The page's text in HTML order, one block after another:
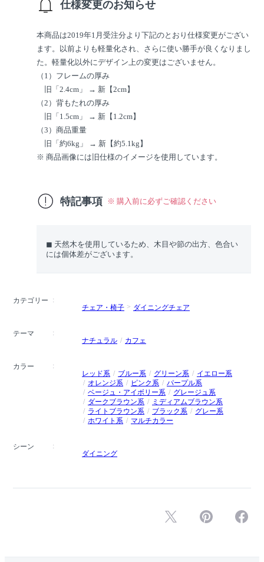
仕様変更のお知らせ
本商品は2019年1月受注分より下記のとおり仕様変更がござい
ます。以前よりも軽量化され、さらに使い勝手が良くなりまし
た。軽量化以外にデザイン上の変更はございません。
（1）フレームの厚み
旧「2.4cm」 → 新【2cm】
（2）背もたれの厚み
旧「1.5cm」 → 新【1.2cm】
（3）商品重量
旧「約6kg」 → 新【約5.1kg】
※ 商品画像には旧仕様のイメージを使用しています。
特記事項 ※ 購入前に必ずご確認ください
◼︎ 天然木を使用しているため、木目や節の出方、色合い
には個体差がございます。
カテゴリー
チェア・椅子
ダイニングチェア
テーマ
ナチュラル
カフェ
カラー
レッド系
ブルー系 グリーン系
イエロー系
オレンジ系
ピンク系
パープル系
ベージュ・アイボリー系
グレージュ系
ダークブラウン系
ミディアムブラウン系
ライトブラウン系
ブラック系
グレー系
ホワイト系
マルチカラー
シーン
ダイニング